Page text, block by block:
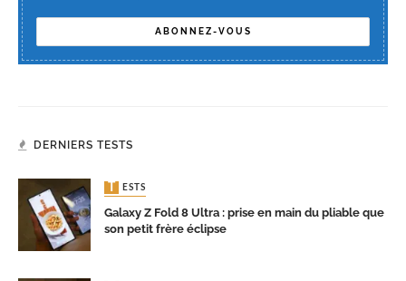
DERNIERS TESTS
TESTS
Galaxy Z Fold 8 Ultra : prise en main du pliable que
son petit frère éclipse